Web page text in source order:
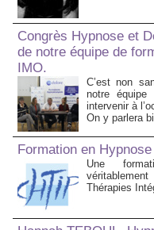
Congrès Hypnose et
de notre équipe de
IMO.
C’est non
notre
intervenir à
On y parlera
Formation en
Une
Thérapies